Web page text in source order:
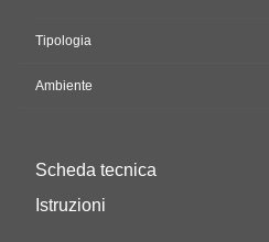
Tipologia
Ambiente
Scheda tecnica
Istruzioni